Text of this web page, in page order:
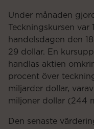
Under månaden
Teckningskursen
handelsdagen den
29 dollar. En
handlas aktien
procent över
miljarder dollar,
miljoner dollar (244
Den senaste